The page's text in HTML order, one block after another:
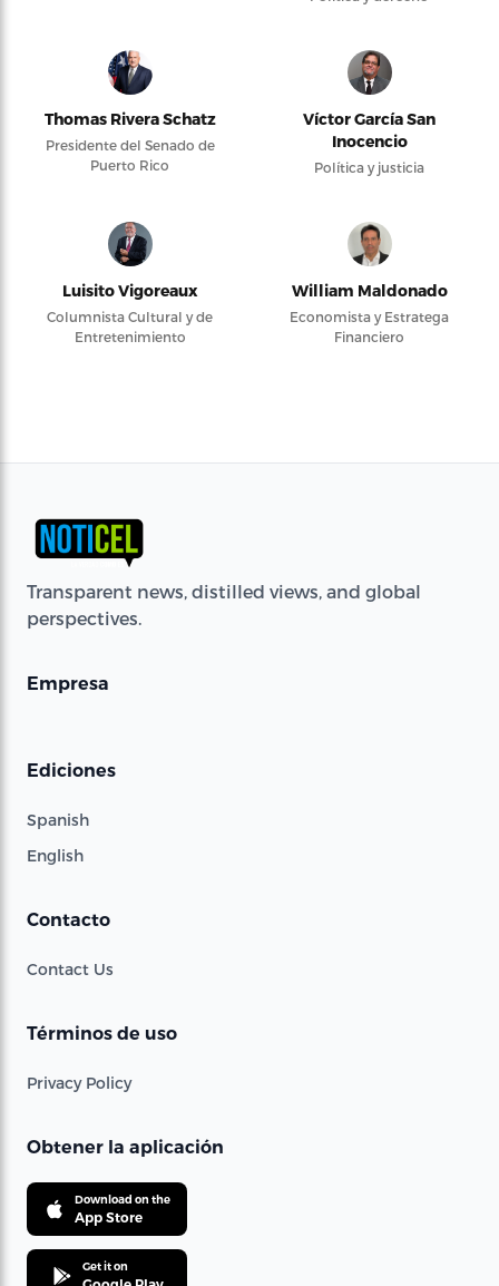
Thomas Rivera Schatz
Presidente del Senado de
Puerto Rico
Víctor García San
Inocencio
Política y justicia
Luisito Vigoreaux
Columnista Cultural y de
Entretenimiento
William Maldonado
Economista y Estratega
Financiero
Transparent news, distilled views, and global
perspectives.
Empresa
Ediciones
Spanish
English
Contacto
Contact Us
Términos de uso
Privacy Policy
Obtener la aplicación
Download on the
App Store
Get it on